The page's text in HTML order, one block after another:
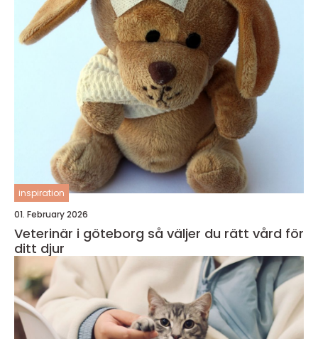
inspiration
01. February 2026
Veterinär i göteborg så väljer du rätt vård för
ditt djur